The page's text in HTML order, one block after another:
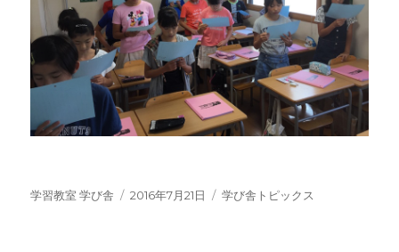
投
学習教室 学び舎
投
2016年7月21日
カ
学び舎トピックス